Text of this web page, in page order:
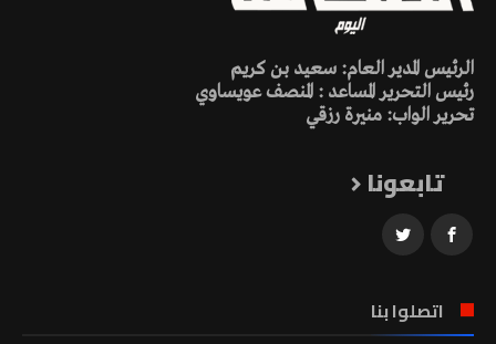
الرئيس المدير العام: سعيد بن كريم
رئيس التحرير المساعد : المنصف عويساوي
تحرير الواب: منيرة رزقي
تابعونا
اتصلوا بنا